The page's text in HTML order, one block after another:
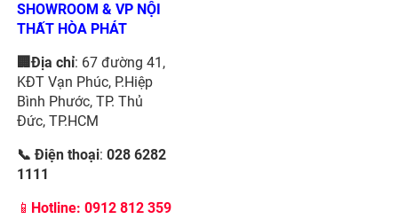
SHOWROOM & VP NỘI
THẤT HÒA PHÁT
🏢Địa chỉ: 67 đường 41,
KĐT Vạn Phúc, P.Hiệp
Bình Phước, TP. Thủ
Đức, TP.HCM
📞 Điện thoại: 028 6282
1111
📱 Hotline: 0912 812 359